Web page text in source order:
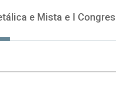
e Mista e I